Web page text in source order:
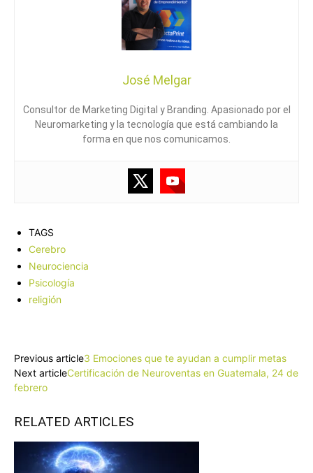
José Melgar
Consultor de Marketing Digital y Branding. Apasionado por el
Neuromarketing y la tecnología que está cambiando la
forma en que nos comunicamos.
TAGS
Cerebro
Neurociencia
Psicología
religión
Previous article3 Emociones que te ayudan a cumplir metas
Next articleCertificación de Neuroventas en Guatemala, 24 de
febrero
RELATED ARTICLES